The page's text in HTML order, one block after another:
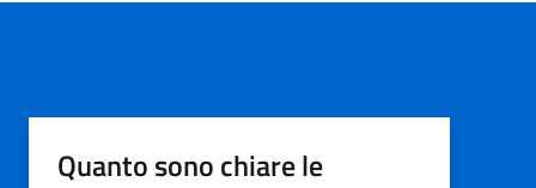
Quanto sono chiare le